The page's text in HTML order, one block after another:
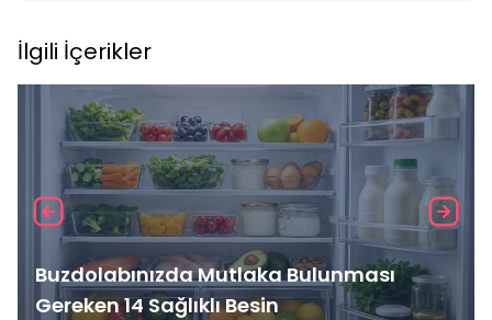
İlgili İçerikler
Buzdolabınızda Mutlaka Bulunması
Gereken 14 Sağlıklı Besin